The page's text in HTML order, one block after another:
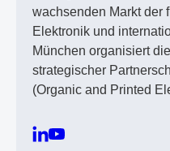
wachsenden Markt der
Elektronik und
München organisiert
strategischer
(Organic and Printed